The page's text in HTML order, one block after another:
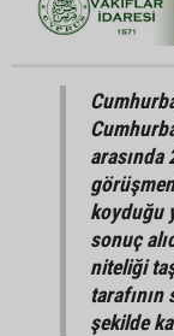
arasında
koyduğu
sonuç
niteliği
tarafının
şekilde